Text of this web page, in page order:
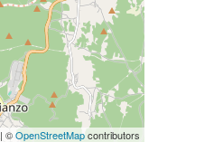
| ©OpenStreetMapcontributors